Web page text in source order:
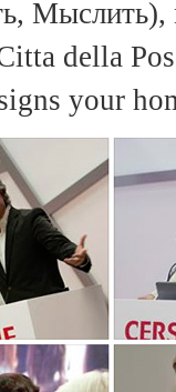
Мыслить),
della
your